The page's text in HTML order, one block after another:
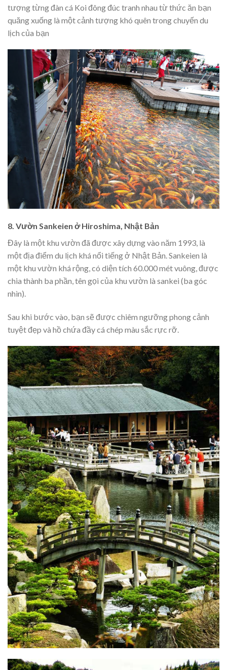
tượng từng đàn cá Koi đông đúc tranh nhau từ thức ăn bạn
quăng xuống là một cảnh tượng khó quên trong chuyến du
lịch của bạn
8. Vườn Sankeien ở Hiroshima, Nhật Bản
Đây là một khu vườn đã được xây dựng vào năm 1993, là
một địa điểm du lịch khá nổi tiếng ở Nhật Bản. Sankeien là
một khu vườn khá rộng, có diện tích 60.000 mét vuông, được
chia thành ba phần, tên gọi của khu vườn là sankei (ba góc
nhìn).
Sau khi bước vào, bạn sẽ được chiêm ngưỡng phong cảnh
tuyệt đẹp và hồ chứa đầy cá chép màu sắc rực rỡ.